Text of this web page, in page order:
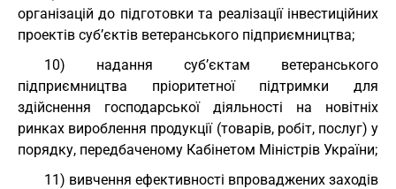
організацій до підготовки та реалізації інвестиційних
проектів суб’єктів ветеранського підприємництва;
10) надання суб’єктам ветеранського
підприємництва пріоритетної підтримки для
здійснення господарської діяльності на новітніх
ринках вироблення продукції (товарів, робіт, послуг) у
порядку, передбаченому Кабінетом Міністрів України;
11) вивчення ефективності впроваджених заходів